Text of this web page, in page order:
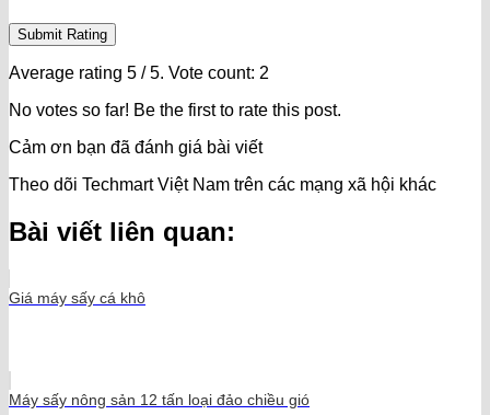
Submit Rating
Average rating 5 / 5. Vote count: 2
No votes so far! Be the first to rate this post.
Cảm ơn bạn đã đánh giá bài viết
Theo dõi Techmart Việt Nam trên các mạng xã hội khác
Bài viết liên quan:
Giá máy sấy cá khô
Máy sấy nông sản 12 tấn loại đảo chiều gió